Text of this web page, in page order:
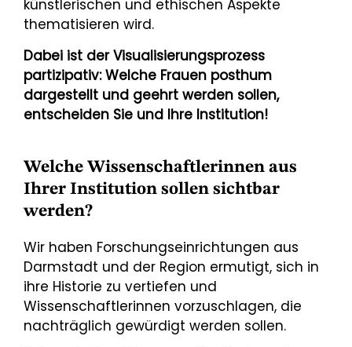
künstlerischen und ethischen Aspekte
thematisieren wird.
Dabei ist der Visualisierungsprozess
partizipativ: Welche Frauen posthum
dargestellt und geehrt werden sollen,
entscheiden Sie und Ihre Institution!
Welche Wissenschaftlerinnen aus
Ihrer Institution sollen sichtbar
werden?
Wir haben Forschungseinrichtungen aus
Darmstadt und der Region ermutigt, sich in
ihre Historie zu vertiefen und
Wissenschaftlerinnen vorzuschlagen, die
nachträglich gewürdigt werden sollen.